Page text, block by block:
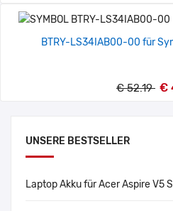
UNSERE BESTSELLER
Laptop Akku für Acer Aspire V5
BTRY-LS34IAB00-00 für
€ 52.19 €